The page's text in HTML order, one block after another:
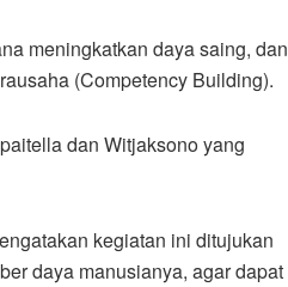
meningkatkan daya saing, dan
(Competency Building).
dan Witjaksono yang
kegiatan ini ditujukan
daya manusianya, agar dapat